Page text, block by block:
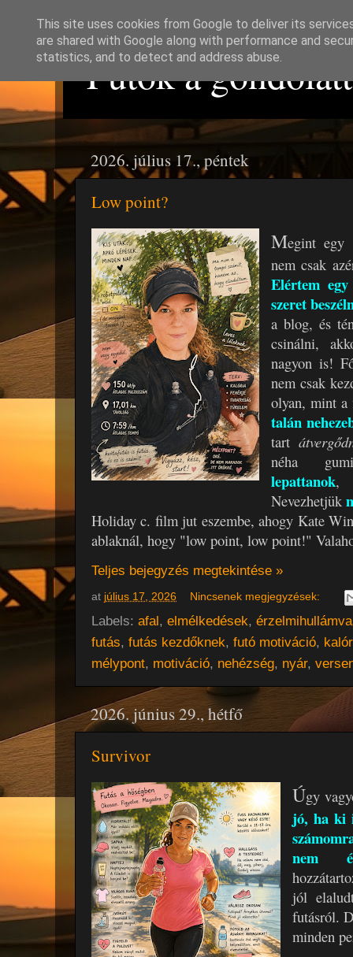
Futok a
2026. július 17., péntek
Low point?
Megint egy
nem csak
Elértem
szeret
a blog, és
csinálni,
nagyon is!
nem csak
olyan, mint a
talán
tart
néha
lepattanok,
Nevezhetjük
Holiday c. film jut eszembe, ahogy Kate
ablaknál, hogy "low point, low point!"
Teljes bejegyzés megtekintése »
at július 17, 2026 Nincsenek megjegyzések:
Labels: afal, elmélkedések,
futás, futás kezdőknek, futó motiváció,
mélypont, motiváció, nehézség, nyár,
2026. június 29., hétfő
Survivor
Úgy
jó, ha ki
nem
jól
futásról.
minden
This site uses cookies from Google to deliver its
are shared with Google along with performance and
statistics, and to detect and address abuse.